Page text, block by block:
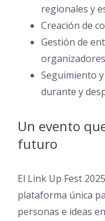
regionales y
Creación de
Gestión de
Seguimiento
durante y
Un evento
futuro
El Link Up Fest
plataforma única
personas e ideas